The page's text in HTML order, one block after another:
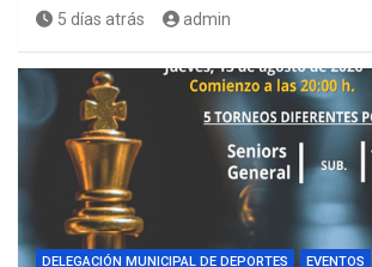
5 días atrás admin
DELEGACIÓN MUNICIPAL DE DEPORTES EVENTOS